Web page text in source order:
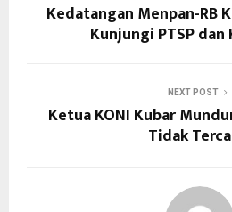
Kedatangan Menpan-RB
Kunjungi PTSP
NEXT POST
Ketua KONI Kubar
Tidak